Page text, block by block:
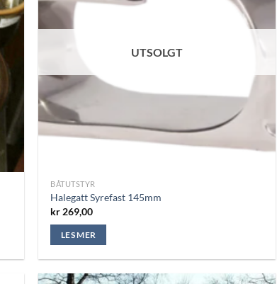
UTSOLGT
BÅTUTSTYR
Halegatt Syrefast 145mm
kr 269,00
LES MER